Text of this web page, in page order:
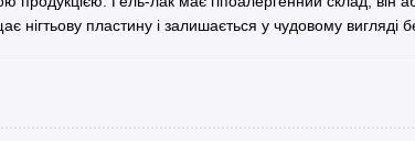
нігтьову пластину і залишається у чудовому вигляді